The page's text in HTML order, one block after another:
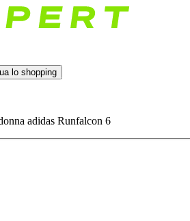
lo shopping
adidas Runfalcon 6